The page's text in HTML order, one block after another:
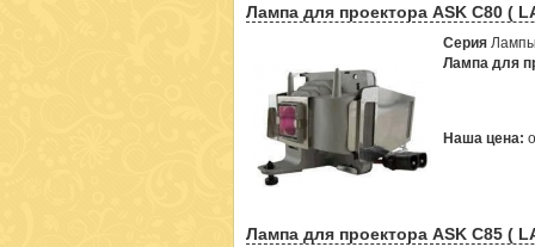
Лампа для проектора ASK C80 (
Серия
Лампа для
Наша цена:
Лампа для проектора ASK C85 (